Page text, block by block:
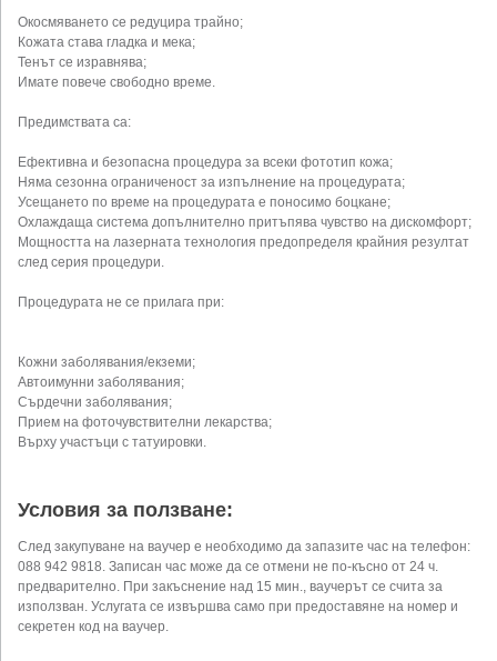
Окосмяването се редуцира трайно;
Кожата става гладка и мека;
Тенът се изравнява;
Имате повече свободно време.
Предимствата са:
Ефективна и безопасна процедура за всеки фототип кожа;
Няма сезонна ограниченост за изпълнение на процедурата;
Усещането по време на процедурата е поносимо боцкане;
Охлаждаща система допълнително притъпява чувство на дискомфорт;
Мощността на лазерната технология предопределя крайния резултат
след серия процедури.
Процедурата не се прилага при:
Кожни заболявания/екземи;
Автоимунни заболявания;
Сърдечни заболявания;
Прием на фоточувствителни лекарства;
Върху участъци с татуировки.
Условия за ползване:
След закупуване на ваучер е необходимо да запазите час на телефон:
088 942 9818. Записан час може да се отмени не по-късно от 24 ч.
предварително. При закъснение над 15 мин., ваучерът се счита за
използван. Услугата се извършва само при предоставяне на номер и
секретен код на ваучер.